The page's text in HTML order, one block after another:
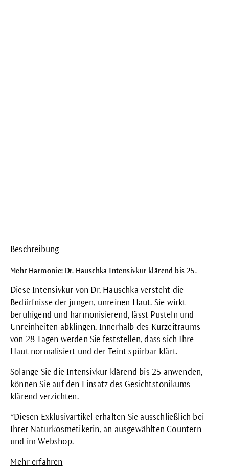
Beschreibung
Mehr Harmonie: Dr. Hauschka Intensivkur klärend bis 25.
Diese Intensivkur von Dr. Hauschka versteht die
Bedürfnisse der jungen, unreinen Haut. Sie wirkt
beruhigend und harmonisierend, lässt Pusteln und
Unreinheiten abklingen. Innerhalb des Kurzeitraums
von 28 Tagen werden Sie feststellen, dass sich Ihre
Haut normalisiert und der Teint spürbar klärt.
Solange Sie die Intensivkur klärend bis 25 anwenden,
können Sie auf den Einsatz des Gesichtstonikums
klärend verzichten.
*Diesen Exklusivartikel erhalten Sie ausschließlich bei
Ihrer Naturkosmetikerin, an ausgewählten Countern
und im Webshop.
Mehr erfahren